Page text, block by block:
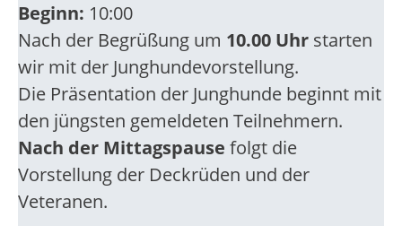
Beginn: 10:00
Nach der Begrüßung um 10.00 Uhr starten
wir mit der Junghundevorstellung.
Die Präsentation der Junghunde beginnt mit
den jüngsten gemeldeten Teilnehmern.
Nach der Mittagspause folgt die
Vorstellung der Deckrüden und der
Veteranen.